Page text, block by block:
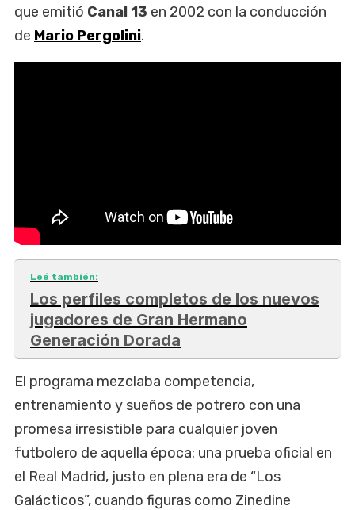
que emitió Canal 13 en 2002 con la conducción
de Mario Pergolini.
Leé también:
Los perfiles completos de los nuevos
jugadores de Gran Hermano
Generación Dorada
El programa mezclaba competencia,
entrenamiento y sueños de potrero con una
promesa irresistible para cualquier joven
futbolero de aquella época: una prueba oficial en
el Real Madrid, justo en plena era de “Los
Galácticos”, cuando figuras como Zinedine